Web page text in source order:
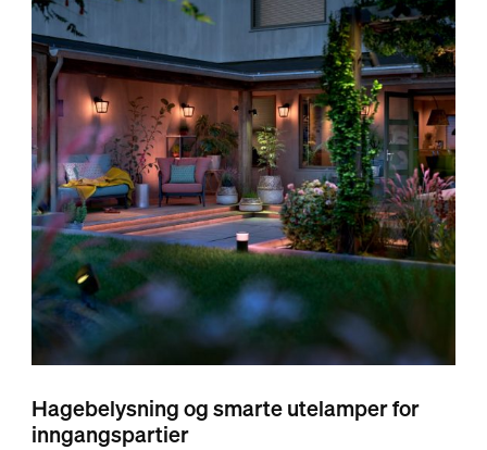
Hagebelysning og smarte utelamper for
inngangspartier